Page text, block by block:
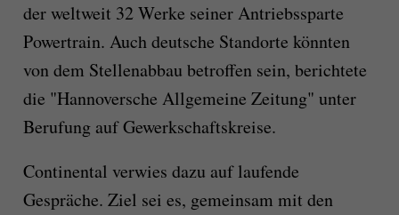
der weltweit 32 Werke seiner Antriebssparte
Powertrain. Auch deutsche Standorte könnten
von dem Stellenabbau betroffen sein, berichtete
die "Hannoversche Allgemeine Zeitung" unter
Berufung auf Gewerkschaftskreise.
Continental verwies dazu auf laufende
Gespräche. Ziel sei es, gemeinsam mit den